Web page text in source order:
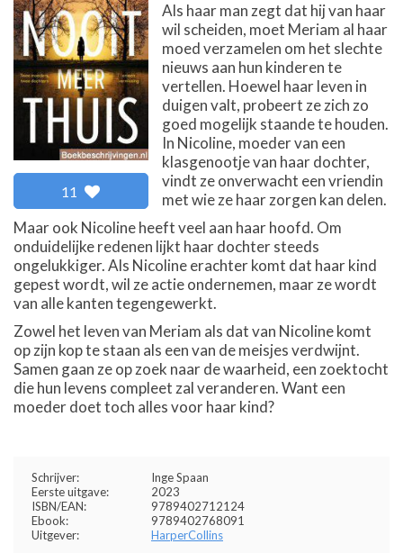
11
Als haar man zegt dat hij van haar
wil scheiden, moet Meriam al haar
moed verzamelen om het slechte
nieuws aan hun kinderen te
vertellen. Hoewel haar leven in
duigen valt, probeert ze zich zo
goed mogelijk staande te houden.
In Nicoline, moeder van een
klasgenootje van haar dochter,
vindt ze onverwacht een vriendin
met wie ze haar zorgen kan delen.
Maar ook Nicoline heeft veel aan haar hoofd. Om
onduidelijke redenen lijkt haar dochter steeds
ongelukkiger. Als Nicoline erachter komt dat haar kind
gepest wordt, wil ze actie ondernemen, maar ze wordt
van alle kanten tegengewerkt.
Zowel het leven van Meriam als dat van Nicoline komt
op zijn kop te staan als een van de meisjes verdwijnt.
Samen gaan ze op zoek naar de waarheid, een zoektocht
die hun levens compleet zal veranderen. Want een
moeder doet toch alles voor haar kind?
Schrijver:
Inge Spaan
Eerste uitgave:
2023
ISBN/EAN:
9789402712124
Ebook:
9789402768091
Uitgever:
HarperCollins